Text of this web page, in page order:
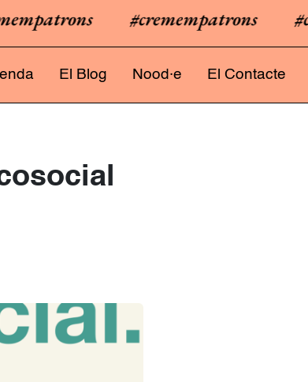
#cremempatrons
El Blog Nood·e El Contacte